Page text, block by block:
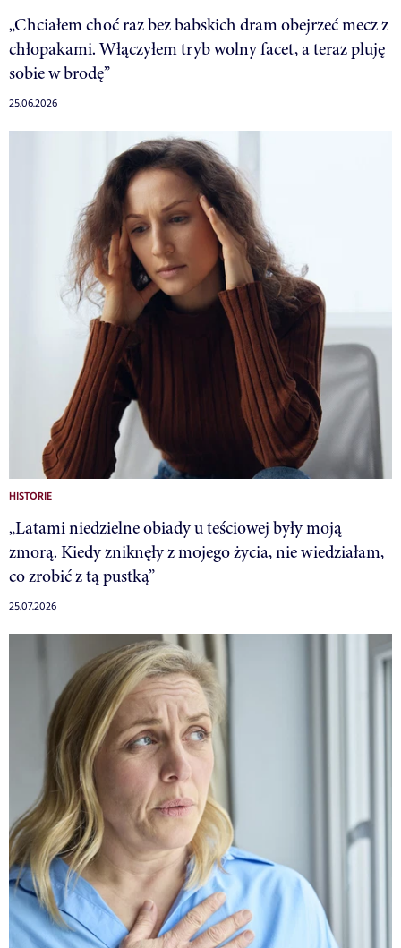
„Chciałem choć raz bez babskich dram obejrzeć mecz z
chłopakami. Włączyłem tryb wolny facet, a teraz pluję
sobie w brodę”
25.06.2026
HISTORIE
„Latami niedzielne obiady u teściowej były moją
zmorą. Kiedy zniknęły z mojego życia, nie wiedziałam,
co zrobić z tą pustką”
25.07.2026